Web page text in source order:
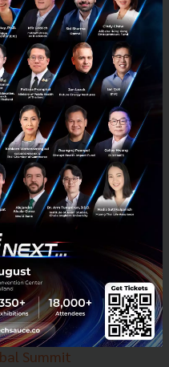
5375
9500
Media
าม
Summit